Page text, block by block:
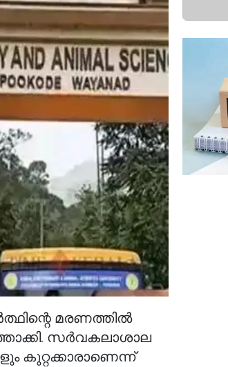
മരണത്തിൽ
സർവകലാശാല
കുറ്റക്കാരാണെന്ന്